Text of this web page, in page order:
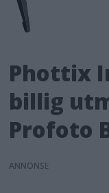
Phottix
billig
Profoto
ANNONS